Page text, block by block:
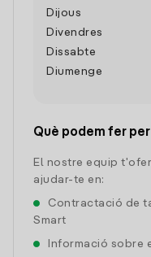
Dijous
Divendres
Dissabte
Diumenge
Què podem fer
El nostre equip
ajudar-te en:
Contractació de
Smart
Informació sobre